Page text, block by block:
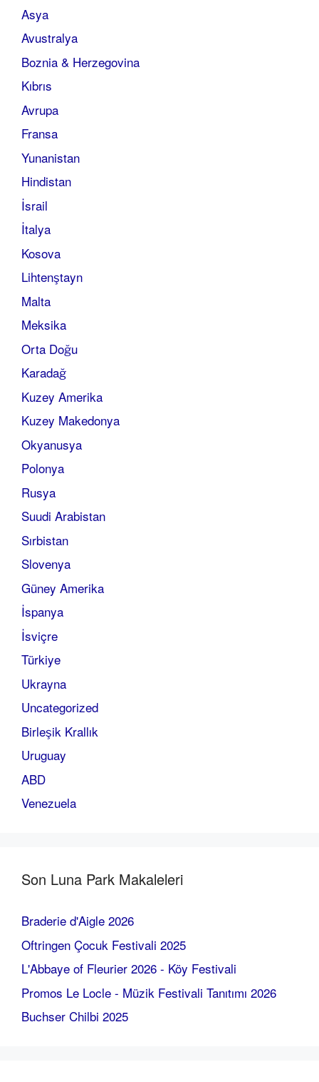
Asya
Avustralya
Boznia & Herzegovina
Kıbrıs
Avrupa
Fransa
Yunanistan
Hindistan
İsrail
İtalya
Kosova
Lihtenştayn
Malta
Meksika
Orta Doğu
Karadağ
Kuzey Amerika
Kuzey Makedonya
Okyanusya
Polonya
Rusya
Suudi Arabistan
Sırbistan
Slovenya
Güney Amerika
İspanya
İsviçre
Türkiye
Ukrayna
Uncategorized
Birleşik Krallık
Uruguay
ABD
Venezuela
Son Luna Park Makaleleri
Braderie d'Aigle 2026
Oftringen Çocuk Festivali 2025
L'Abbaye of Fleurier 2026 - Köy Festivali
Promos Le Locle - Müzik Festivali Tanıtımı 2026
Buchser Chilbi 2025